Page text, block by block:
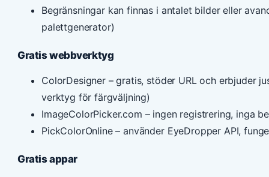
Begränsningar kan finnas i antalet bilder eller
palettgenerator)
Gratis webbverktyg
ColorDesigner – gratis, stöder URL och erbjuder
verktyg för färgväljning)
ImageColorPicker.com – ingen registrering, inga
PickColorOnline – använder EyeDropper API,
Gratis appar